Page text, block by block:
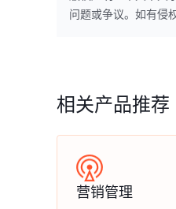
问题或争议。如有侵
相关产品推荐
营销管理